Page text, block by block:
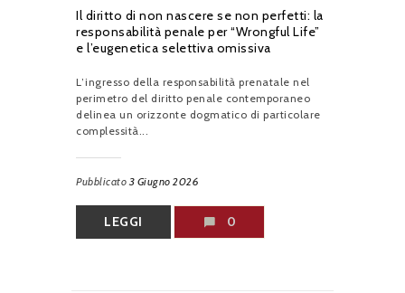
Il diritto di non nascere se non perfetti: la
responsabilità penale per “Wrongful Life”
e l’eugenetica selettiva omissiva
L’ingresso della responsabilità prenatale nel
perimetro del diritto penale contemporaneo
delinea un orizzonte dogmatico di particolare
complessità...
Pubblicato 3 Giugno 2026
LEGGI 0